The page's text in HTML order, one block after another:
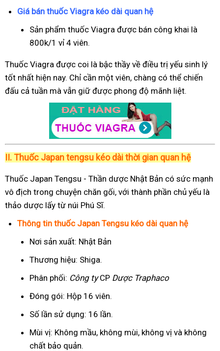
Giá bán thuốc Viagra kéo dài quan hệ
Sản phẩm thuốc Viagra được bán công khai là
800k/1 vỉ 4 viên.
Thuốc Viagra được coi là bậc thầy về điều trị yếu sinh lý
tốt nhất hiện nay. Chỉ cần một viên, chàng có thể chiến
đấu cả tuần mà vẫn giữ được phong độ mãnh liệt.
II. Thuốc Japan tengsu kéo dài thời gian quan hệ
Thuốc Japan Tengsu - Thần dược Nhật Bản có sức mạnh
vô địch trong chuyện chăn gối, với thành phần chủ yếu là
thảo dược lấy từ núi Phú Sĩ.
Thông tin thuốc Japan Tengsu kéo dài quan hệ
Nơi sản xuất: Nhật Bản
Thương hiệu: Shiga.
Phân phối: Công tyCP Dược Traphaco
Đóng gói: Hộp 16 viên.
Số lần sử dụng: 16 lần.
Mùi vị: Không mầu, không mùi, không vị và không
chất bảo quản.